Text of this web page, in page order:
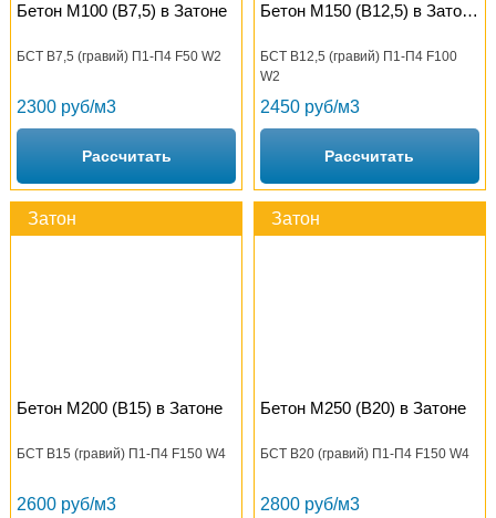
Бетон М100 (B7,5) в Затоне
БСТ В7,5 (гравий) П1-П4 F50 W2
2300 руб/м3
Рассчитать
Бетон М150 (B12,5) в Затоне
БСТ В12,5 (гравий) П1-П4 F100
W2
2450 руб/м3
Рассчитать
Затон
Бетон М200 (B15) в Затоне
БСТ В15 (гравий) П1-П4 F150 W4
2600 руб/м3
Затон
Бетон М250 (B20) в Затоне
БСТ В20 (гравий) П1-П4 F150 W4
2800 руб/м3